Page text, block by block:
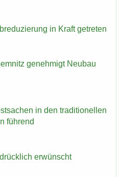
in Kraft ge­tre­ten
ge­neh­migt Neu­bau
in den tra­di­tio­nel­len
füh­rend
er­wünscht